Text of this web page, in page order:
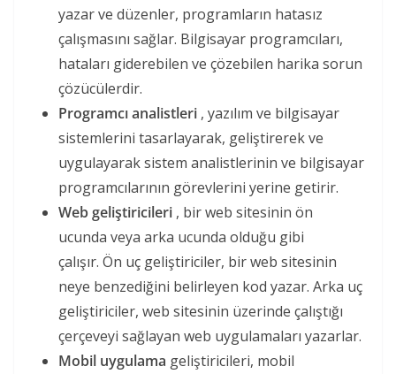
yazar ve düzenler, programların hatasız
çalışmasını sağlar. Bilgisayar programcıları,
hataları giderebilen ve çözebilen harika sorun
çözücülerdir.
Programcı analistleri , yazılım ve bilgisayar
sistemlerini tasarlayarak, geliştirerek ve
uygulayarak sistem analistlerinin ve bilgisayar
programcılarının görevlerini yerine getirir.
Web geliştiricileri , bir web sitesinin ön
ucunda veya arka ucunda olduğu gibi
çalışır. Ön uç geliştiriciler, bir web sitesinin
neye benzediğini belirleyen kod yazar. Arka uç
geliştiriciler, web sitesinin üzerinde çalıştığı
çerçeveyi sağlayan web uygulamaları yazarlar.
Mobil uygulama geliştiricileri, mobil